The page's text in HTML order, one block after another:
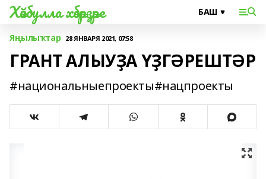
Хәйбулла хәбәрҙәре
Яңылыҡтар 28 ЯНВАРЯ 2021, 07:58
ГРАНТ АЛЫУҘА ҮҘГӘРЕШТӘР
#национальныепроекты#нацпроекты